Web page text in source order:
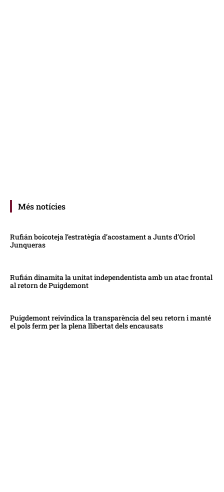
Més notícies
Rufián boicoteja l’estratègia d’acostament a Junts d’Oriol
Junqueras
Rufián dinamita la unitat independentista amb un atac frontal
al retorn de Puigdemont
Puigdemont reivindica la transparència del seu retorn i manté
el pols ferm per la plena llibertat dels encausats